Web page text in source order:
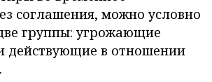
соглашения, можно условно
группы: угрожающие
действующие в отношении